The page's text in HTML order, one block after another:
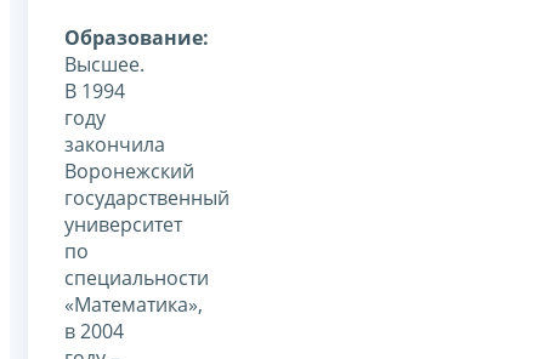
Образование:
Высшее.
В 1994
году
закончила
Воронежский
государственный
университет
по
специальности
«Математика»,
в 2004